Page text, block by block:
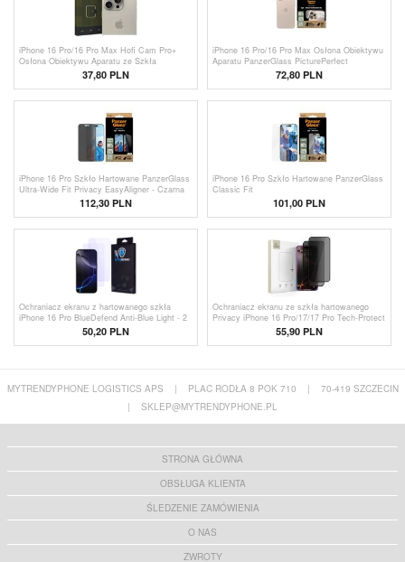
iPhone 16 Pro/16 Pro Max Hofi Cam Pro+
Osłona Obiektywu Aparatu ze Szkła
Hartowanego - Transparentny / Czerń
37,80 PLN
iPhone 16 Pro/16 Pro Max Osłona Obiektywu
Aparatu PanzerGlass PicturePerfect
72,80 PLN
iPhone 16 Pro Szkło Hartowane PanzerGlass
Ultra-Wide Fit Privacy EasyAligner - Czarna
112,30 PLN
iPhone 16 Pro Szkło Hartowane PanzerGlass
Classic Fit
101,00 PLN
Ochraniacz ekranu z hartowanego szkła
iPhone 16 Pro BlueDefend Anti-Blue Light - 2
50,20 PLN
Ochraniacz ekranu ze szkła hartowanego
Privacy iPhone 16 Pro/17/17 Pro Tech-Protect
Glass Spy+ - 2 szt. - Czarny
55,90 PLN
MYTRENDYPHONE LOGISTICS APS | PLAC RODŁA 8 POK 710 |
70-419 SZCZECIN
|
SKLEP@MYTRENDYPHONE.PL
STRONA GŁÓWNA
OBSŁUGA KLIENTA
ŚLEDZENIE ZAMÓWIENIA
O NAS
ZWROTY